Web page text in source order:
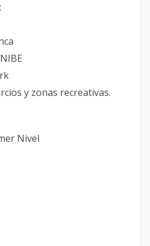
y zonas recreativas.
Nivel